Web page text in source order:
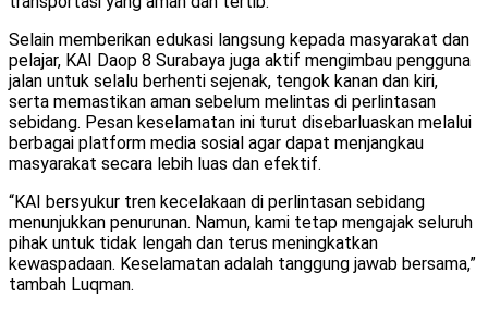
Selain memberikan edukasi langsung kepada masyarakat dan
pelajar, KAI Daop 8 Surabaya juga aktif mengimbau pengguna
jalan untuk selalu berhenti sejenak, tengok kanan dan kiri,
serta memastikan aman sebelum melintas di perlintasan
sebidang. Pesan keselamatan ini turut disebarluaskan melalui
berbagai platform media sosial agar dapat menjangkau
masyarakat secara lebih luas dan efektif.
“KAI bersyukur tren kecelakaan di perlintasan sebidang
menunjukkan penurunan. Namun, kami tetap mengajak seluruh
pihak untuk tidak lengah dan terus meningkatkan
kewaspadaan. Keselamatan adalah tanggung jawab bersama,”
tambah Luqman.